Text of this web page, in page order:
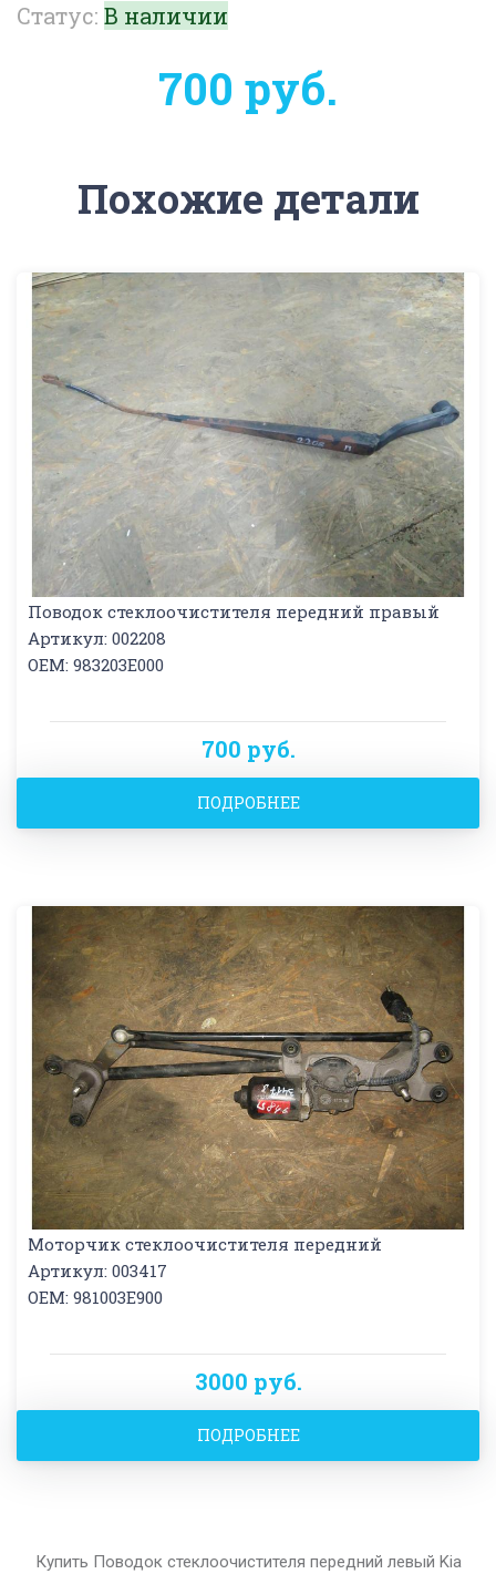
Статус: В наличии
700 руб.
Похожие детали
Поводок стеклоочистителя передний правый
Артикул: 002208
OEM: 983203E000
700 руб.
ПОДРОБНЕЕ
Моторчик стеклоочистителя передний
Артикул: 003417
OEM: 981003E900
3000 руб.
ПОДРОБНЕЕ
Купить Поводок стеклоочистителя передний левый Kia